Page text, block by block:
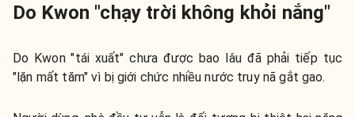
Do Kwon "chạy trời không khỏi nắng"
Do Kwon "tái xuất" chưa được bao lâu đã phải tiếp tục
"lặn mất tăm" vì bị giới chức nhiều nước truy nã gắt gao.